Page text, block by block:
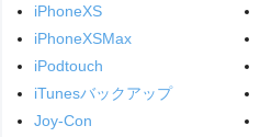
iPhoneXS
iPhoneXSMax
iPodtouch
iTunesバックアップ
Joy-Con